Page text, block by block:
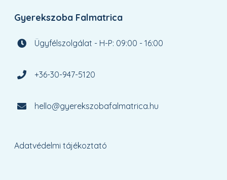
Gyerekszoba Falmatrica
Ügyfélszolgálat - H-P: 09:00 - 16:00
+36-30-947-5120
hello@gyerekszobafalmatrica.hu
Adatvédelmi tájékoztató